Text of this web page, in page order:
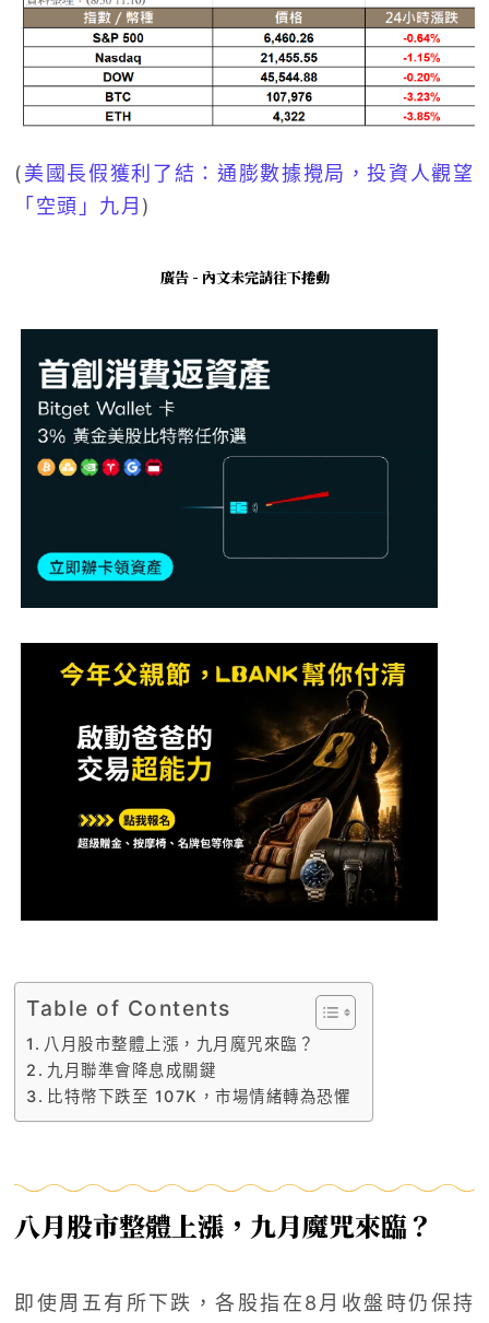
(美國長假獲利了結：通膨數據攪局，投資人觀望
「空頭」九月 )
廣告 - 內文未完請往下捲動
Table of Contents
八月股市整體上漲，九月魔咒來臨？
九月聯準會降息成關鍵
比特幣下跌至 107K，市場情緒轉為恐懼
八月股市整體上漲，九月魔咒來臨？
即使周五有所下跌，各股指在8月收盤時仍保持